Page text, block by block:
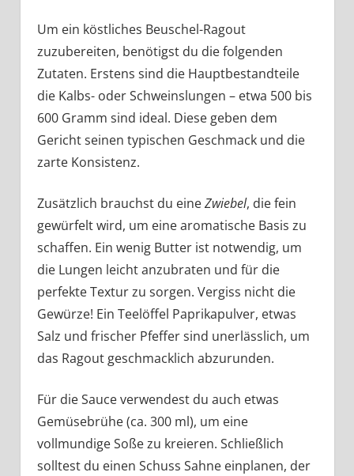
Um ein köstliches Beuschel-Ragout
zuzubereiten, benötigst du die folgenden
Zutaten. Erstens sind die Hauptbestandteile
die Kalbs- oder Schweinslungen – etwa 500 bis
600 Gramm sind ideal. Diese geben dem
Gericht seinen typischen Geschmack und die
zarte Konsistenz.
Zusätzlich brauchst du eineZwiebel, die fein
gewürfelt wird, um eine aromatische Basis zu
schaffen. Ein wenig Butter ist notwendig, um
die Lungen leicht anzubraten und für die
perfekte Textur zu sorgen. Vergiss nicht die
Gewürze! Ein Teelöffel Paprikapulver, etwas
Salz und frischer Pfeffer sind unerlässlich, um
das Ragout geschmacklich abzurunden.
Für die Sauce verwendest du auch etwas
Gemüsebrühe (ca. 300 ml), um eine
vollmundige Soße zu kreieren. Schließlich
solltest du einen Schuss Sahne einplanen, der